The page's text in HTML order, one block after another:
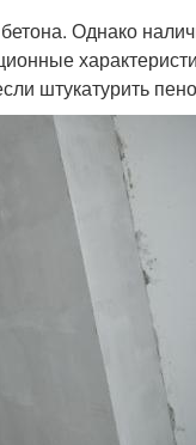
Однако
штукатурить